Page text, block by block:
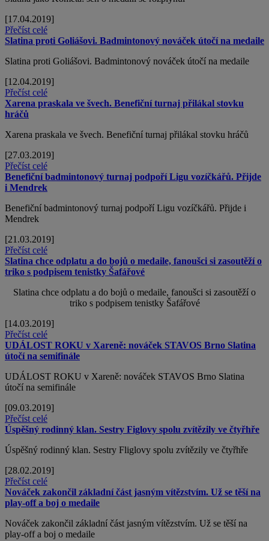
[17.04.2019]
Přečíst celé
Slatina proti Goliášovi. Badmintonový nováček útočí na medaile
Slatina proti Goliášovi. Badmintonový nováček útočí na medaile
[12.04.2019]
Přečíst celé
Xarena praskala ve švech. Benefiční turnaj přilákal stovku
hráčů
Xarena praskala ve švech. Benefiční turnaj přilákal stovku hráčů
[27.03.2019]
Přečíst celé
Benefiční badmintonový turnaj podpoří Ligu vozíčkářů. Přijde
i Mendrek
Benefiční badmintonový turnaj podpoří Ligu vozíčkářů. Přijde i
Mendrek
[21.03.2019]
Přečíst celé
Slatina chce odplatu a do bojů o medaile, fanoušci si zasoutěží o
triko s podpisem tenistky Šafářové
Slatina chce odplatu a do bojů o medaile, fanoušci si zasoutěží o
triko s podpisem tenistky Šafářové
[14.03.2019]
Přečíst celé
UDÁLOST ROKU v Xareně: nováček STAVOS Brno Slatina
útočí na semifinále
UDÁLOST ROKU v Xareně: nováček STAVOS Brno Slatina
útočí na semifinále
[09.03.2019]
Přečíst celé
Úspěšný rodinný klan. Sestry Figlovy spolu zvítězily ve čtyřhře
Úspěšný rodinný klan. Sestry Fliglovy spolu zvítězily ve čtyřhře
[28.02.2019]
Přečíst celé
Nováček zakončil základní část jasným vítězstvím. Už se těší na
play-off a boj o medaile
Nováček zakončil základní část jasným vítězstvím. Už se těší na
play-off a boj o medaile